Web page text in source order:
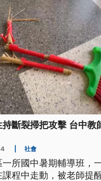
斷裂掃把攻擊 台中教
社會
一所國中暑期輔導班，
程中走動，被老師提